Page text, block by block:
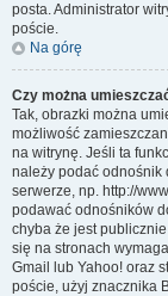
posta. Administrator
poście.
Na górę
Czy można
Tak, obrazki można
możliwość
na witrynę. Jeśli ta
należy podać odnośnik
serwerze, np. http://
podawać odnośników
chyba że jest
się na stronach
Gmail lub Yahoo! oraz
poście, użyj znacznika